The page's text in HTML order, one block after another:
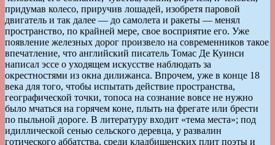
придумав колесо, приручив лошадей, изобретя паровой
двигатель и так далее — до самолета и ракеты — менял
пространство, по крайней мере, свое восприятие его. Уже
появление железных дорог произвело на современников такое
впечатление, что английский писатель Томас Де Куинси
написал эссе о уходящем искусстве наблюдать за
окрестностями из окна дилижанса. Впрочем, уже в конце 18
века для того, чтобы испытать действие пространства,
географической точки, топоса на сознание вовсе не нужно
было мчаться на горячем коне, плыть на фрегате или брести
по пыльной дороге. В литературу входит «тема места»; под
идиллической сенью сельского деревца, у развалин
готического аббатства, среди кладбищенских плит поэты и